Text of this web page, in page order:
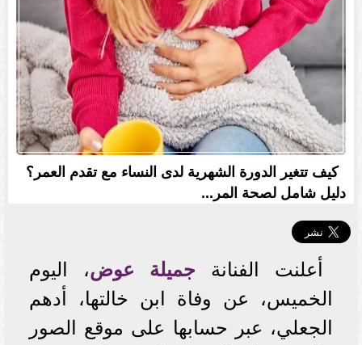
كيف تتغير الدورة الشهرية لدى النساء مع تقدم العمر؟
دليل شامل لصحة المر...
أعلنت الفنانة جميلة عوض، اليوم
الخميس، عن وفاة ابن خالتها، أدهم
الجعلي، عبر حسابها على موقع الصور